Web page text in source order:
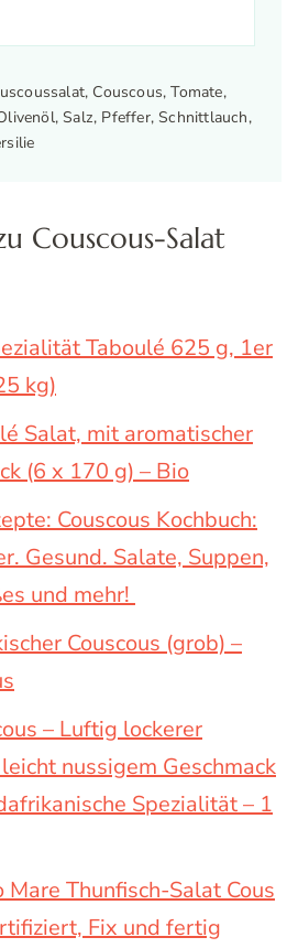
Couscous, Tomate,
Salz, Pfeffer, Schnittlauch,
Couscous-Salat
Taboulé 625 g, 1er
kg)
Salat, mit aromatischer
(6 x 170 g) – Bio
Couscous Kochbuch:
Gesund. Salate, Suppen,
und mehr!
Couscous (grob) –
– Luftig lockerer
nussigem Geschmack
Spezialität – 1
Mare Thunfisch-Salat Cous
Fix und fertig